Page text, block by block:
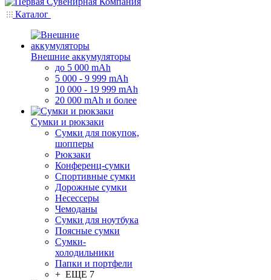
Каталог
Внешние аккумуляторы
до 5 000 mAh
5 000 - 9 999 mAh
10 000 - 19 999 mAh
20 000 mAh и более
Сумки и рюкзаки
Сумки для покупок,
шопперы
Рюкзаки
Конференц-сумки
Спортивные сумки
Дорожные сумки
Несессеры
Чемоданы
Сумки для ноутбука
Поясные сумки
Сумки-
холодильники
Папки и портфели
+ ЕЩЕ 7